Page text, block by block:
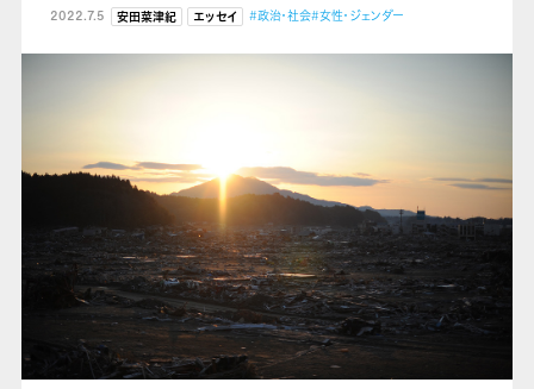
2022.7.5 安田菜津紀 エッセイ #政治・社会#女性・ジェンダー